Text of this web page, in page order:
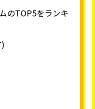
のTOP5をランキ